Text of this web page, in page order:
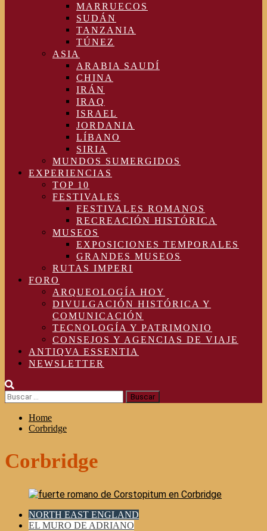
MARRUECOS
SUDÁN
TANZANIA
TÚNEZ
ASIA
ARABIA SAUDÍ
CHINA
IRÁN
IRAQ
ISRAEL
JORDANIA
LÍBANO
SIRIA
MUNDOS SUMERGIDOS
EXPERIENCIAS
TOP 10
FESTIVALES
FESTIVALES ROMANOS
RECREACIÓN HISTÓRICA
MUSEOS
EXPOSICIONES TEMPORALES
GRANDES MUSEOS
RUTAS IMPERI
FORO
ARQUEOLOGÍA HOY
DIVULGACIÓN HISTÓRICA Y
COMUNICACIÓN
TECNOLOGÍA Y PATRIMONIO
CONSEJOS Y AGENCIAS DE VIAJE
ANTIQVA ESSENTIA
NEWSLETTER
Buscar:
Home
Corbridge
Corbridge
NORTH EAST ENGLAND
EL MURO DE ADRIANO